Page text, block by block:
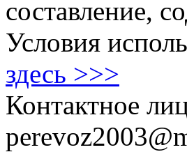
составление,
Условия
здесь >>>
Контактное